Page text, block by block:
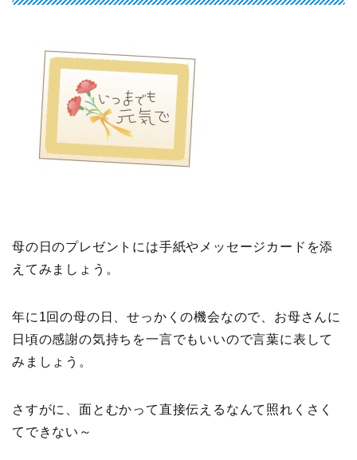
母の日のプレゼントには手紙やメッセージカードを添
えてみましょう。
年に1回の母の日、せっかくの機会なので、お母さんに
日頃の感謝の気持ちを一言でもいいので言葉に表して
みましょう。
さすがに、面とむかって直接伝えるなんて照れくさく
てできない～